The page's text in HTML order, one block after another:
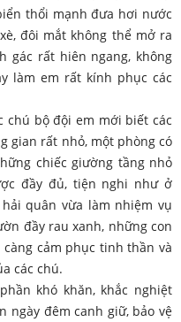
thổi mạnh đưa hơi nước
đôi mắt không thể mở ra
gác rất hiên ngang, không
làm em rất kính phục các
bộ đội em mới biết các
gian rất nhỏ, một phòng có
chiếc giường tầng nhỏ
đầy đủ, tiện nghi như ở
quân vừa làm nhiệm vụ
đầy rau xanh, những con
cảm phục tinh thần và
các chú.
khó khăn, khắc nghiệt
ngày đêm canh giữ, bảo vệ